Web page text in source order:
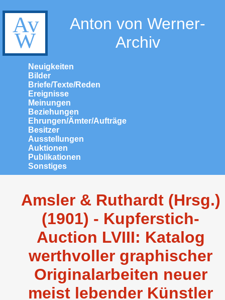
Anton von Werner-
Archiv
Neuigkeiten
Bilder
Briefe/Texte/Reden
Ereignisse
Meinungen
Beziehungen
Ehrungen/Ämter/Aufträge
Besitzer
Ausstellungen
Auktionen
Publikationen
Sonstiges
Amsler & Ruthardt (Hrsg.)
(1901) - Kupferstich-
Auction LVIII: Katalog
werthvoller graphischer
Originalarbeiten neuer
meist lebender Künstler